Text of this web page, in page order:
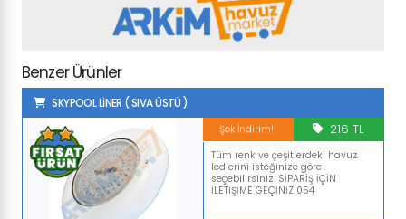
Benzer Ürünler
SKYPOOL LİNER ( SIVA ÜSTÜ )
Tüm renk ve çeşitlerdeki havuz
ledlerini isteğinize göre
seçebilirsiniz. SİPARİŞ İÇİN
İLETİŞİME GEÇİNİZ 054
Şok İndirim! 216 TL